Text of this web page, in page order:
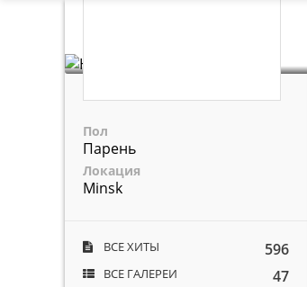
Пол
Парень
Локация
Minsk
ВСЕ ХИТЫ 596
ВСЕ ГАЛЕРЕИ 47